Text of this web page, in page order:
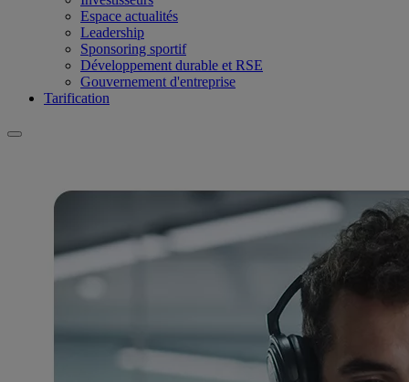
Espace actualités
Leadership
Sponsoring sportif
Développement durable et RSE
Gouvernement d'entreprise
Tarification